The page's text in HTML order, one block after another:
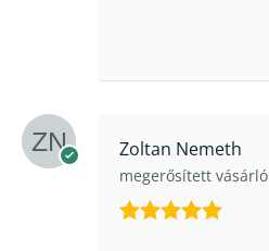
Zoltan Nemeth
megerősített vásárló